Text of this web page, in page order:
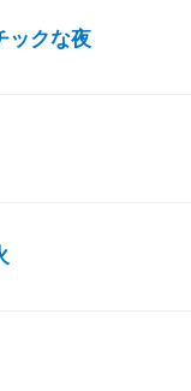
ックな夜